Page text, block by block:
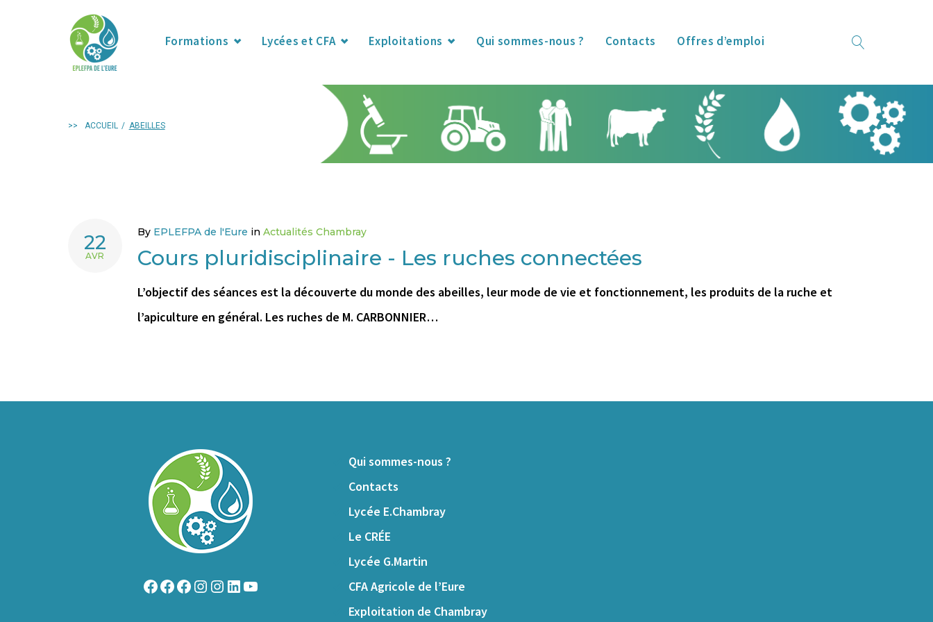
Formations Lycées et CFA Exploitations Qui sommes-nous ? Contacts Offres d’emploi
>> ACCUEIL / ABEILLES
22
AVR
By EPLEFPA de l'Eure in Actualités Chambray
Cours pluridisciplinaire - Les ruches connectées
L’objectif des séances est la découverte du monde des abeilles, leur mode de vie et fonctionnement, les produits de la ruche et
l’apiculture en général. Les ruches de M. CARBONNIER…
Qui sommes-nous ?
Contacts
Lycée E.Chambray
Le CRÉE
Lycée G.Martin
CFA Agricole de l’Eure
Exploitation de Chambray